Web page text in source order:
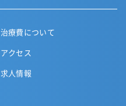
治療費について
アクセス
求人情報